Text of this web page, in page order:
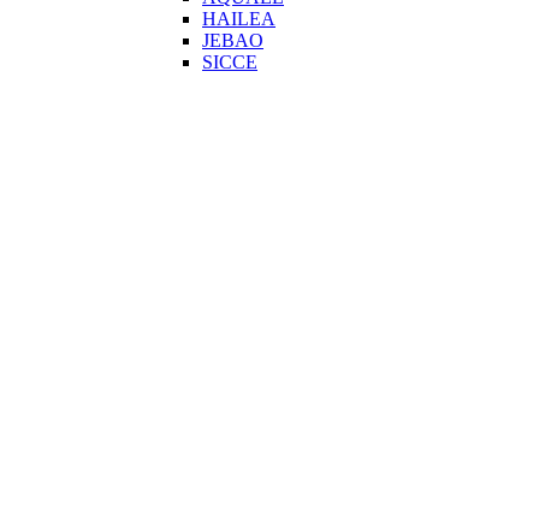
HAILEA
JEBAO
SICCE